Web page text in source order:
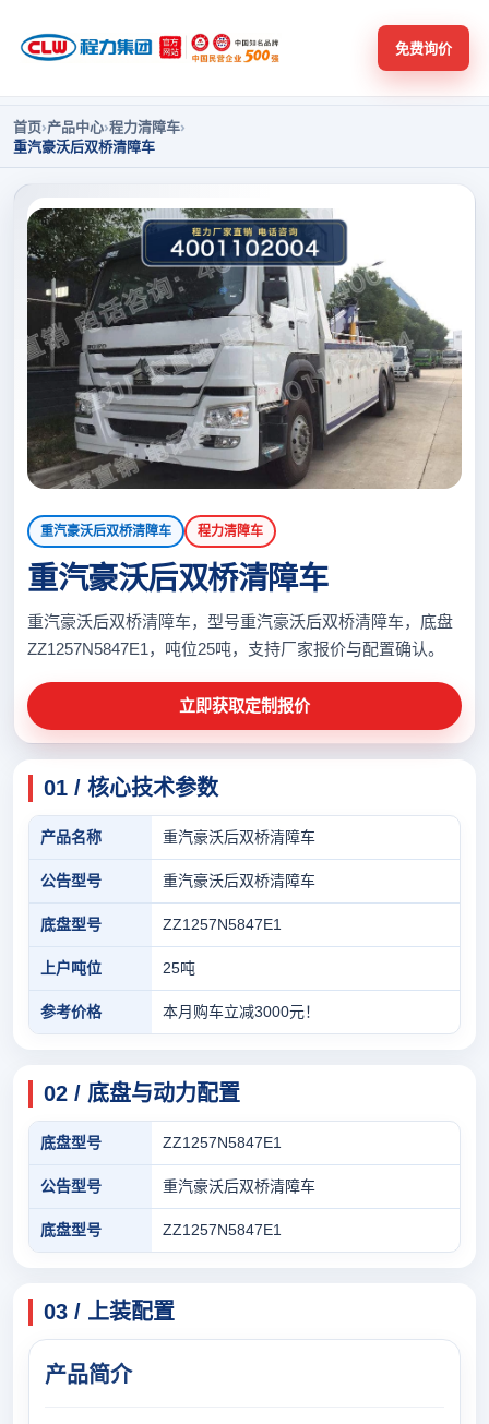
免费询价
首页›产品中心›程力清障车›
重汽豪沃后双桥清障车
重汽豪沃后双桥清障车 程力清障车
重汽豪沃后双桥清障车
重汽豪沃后双桥清障车，型号重汽豪沃后双桥清障车，底盘
ZZ1257N5847E1，吨位25吨，支持厂家报价与配置确认。
立即获取定制报价
01 / 核心技术参数
产品名称 重汽豪沃后双桥清障车
公告型号 重汽豪沃后双桥清障车
底盘型号 ZZ1257N5847E1
上户吨位 25吨
参考价格 本月购车立减3000元！
02 / 底盘与动力配置
底盘型号 ZZ1257N5847E1
公告型号 重汽豪沃后双桥清障车
底盘型号 ZZ1257N5847E1
03 / 上装配置
产品简介